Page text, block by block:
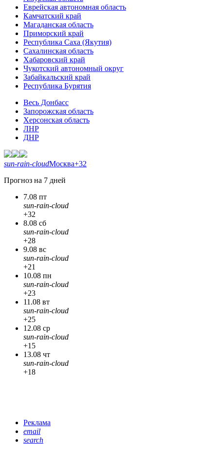
Еврейская автономная область
Камчатский край
Магаданская область
Приморский край
Республика Саха (Якутия)
Сахалинская область
Хабаровский край
Чукотский автономный округ
Забайкальский край
Республика Бурятия
Весь Донбасс
Запорожская область
Херсонская область
ЛНР
ДНР
sun-rain-cloudМосква+32
Прогноз на 7 дней
7.08 пт
sun-rain-cloud
+32
8.08 сб
sun-rain-cloud
+28
9.08 вс
sun-rain-cloud
+21
10.08 пн
sun-rain-cloud
+23
11.08 вт
sun-rain-cloud
+25
12.08 ср
sun-rain-cloud
+15
13.08 чт
sun-rain-cloud
+18
Реклама
email
search